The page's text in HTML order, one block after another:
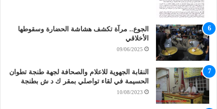
الجوع.. مرآة تكشف هشاشة الحضارة وسقوطها
الأخلاقي
09/06/2025
النقابة الجهوية للاعلام والصحافة لجهة طنجة تطوان
الحسيمة في لقاء تواصلي بمقر ك د ش بطنجة
10/08/2023